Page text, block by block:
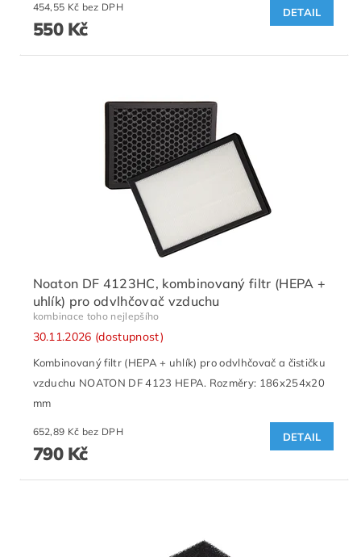
454,55 Kč bez DPH
550 Kč
DETAIL
Noaton DF 4123HC, kombinovaný filtr (HEPA +
uhlík) pro odvlhčovač vzduchu
kombinace toho nejlepšího
30.11.2026 (dostupnost)
Kombinovaný filtr (HEPA + uhlík) pro odvlhčovač a čističku
vzduchu NOATON DF 4123 HEPA. Rozměry: 186x254x20
mm
652,89 Kč bez DPH
790 Kč
DETAIL